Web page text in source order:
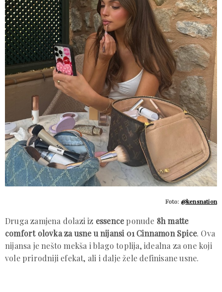
Foto: @kensnation
Druga zamjena dolazi iz essenceponude 8h matte
comfort olovka za usne u nijansi 01 Cinnamon Spice. Ova
nijansa je nešto mekša i blago toplija, idealna za one koji
vole prirodniji efekat, ali i dalje žele definisane usne.